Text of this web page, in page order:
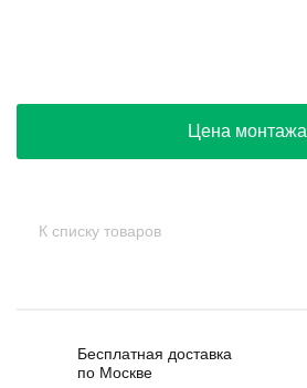
Цена монтажа
К списку товаров
Бесплатная доставка
по Москве